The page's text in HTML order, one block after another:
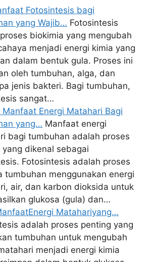
Fotosintesis bagi
yang Wajib… Fotosintesis
biokimia yang mengubah
menjadi energi kimia yang
dalam bentuk gula. Proses ini
oleh tumbuhan, alga, dan
jenis bakteri. Bagi tumbuhan,
sangat…
Manfaat Energi Matahari Bagi
yang… Manfaat energi
bagi tumbuhan adalah proses
yang dikenal sebagai
Fotosintesis adalah proses
tumbuhan menggunakan energi
air, dan karbon dioksida untuk
glukosa (gula) dan…
Matahariyang…
adalah proses penting yang
tumbuhan untuk mengubah
menjadi energi kimia